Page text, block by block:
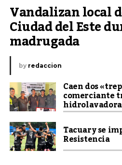
Vandalizan local
Ciudad del Este
madrugada
by redaccion
Caen dos
comerciante
hidrolavadora
Tacuary se
Resistencia